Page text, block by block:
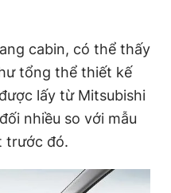
cabin, có thể thấy
tổng thể thiết kế
lấy từ Mitsubishi
nhiều so với mẫu
trước đó.